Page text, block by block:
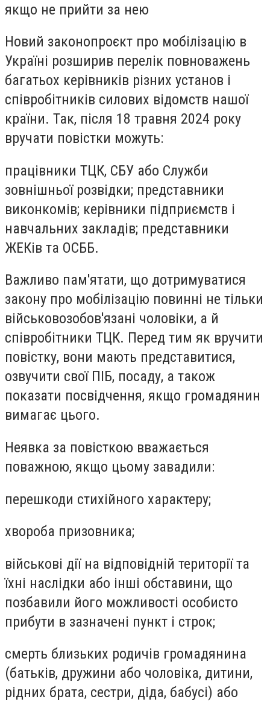
якщо не прийти за нею
Новий законопроєкт про мобілізацію в
Україні розширив перелік повноважень
багатьох керівників різних установ і
співробітників силових відомств нашої
країни. Так, після 18 травня 2024 року
вручати повістки можуть:
працівники ТЦК, СБУ або Служби
зовнішньої розвідки; представники
виконкомів; керівники підприємств і
навчальних закладів; представники
ЖЕКів та ОСББ.
Важливо пам'ятати, що дотримуватися
закону про мобілізацію повинні не тільки
військовозобов'язані чоловіки, а й
співробітники ТЦК. Перед тим як вручити
повістку, вони мають представитися,
озвучити свої ПІБ, посаду, а також
показати посвідчення, якщо громадянин
вимагає цього.
Неявка за повісткою вважається
поважною, якщо цьому завадили:
перешкоди стихійного характеру;
хвороба призовника;
військові дії на відповідній території та
їхні наслідки або інші обставини, що
позбавили його можливості особисто
прибути в зазначені пункт і строк;
смерть близьких родичів громадянина
(батьків, дружини або чоловіка, дитини,
рідних брата, сестри, діда, бабусі) або